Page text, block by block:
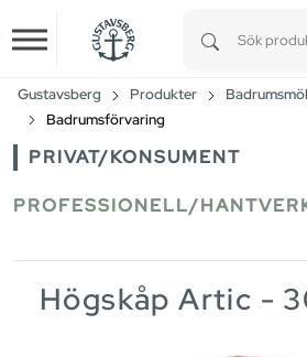
Skip to main content
Gustavsberg Produkter
Badrumsförvaring
PRIVAT/KONSUMENT
PROFESSIONELL/
Högskåp Artic -